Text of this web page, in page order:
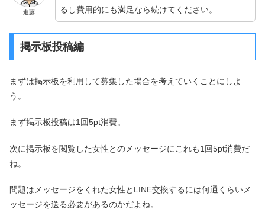
進藤
るし費用的にも満足なら続けてください。
掲示板投稿編
まずは掲示板を利用して募集した場合を考えていくことにしよ
う。
まず掲示板投稿は1回5pt消費。
次に掲示板を閲覧した女性とのメッセージにこれも1回5pt消費だ
ね。
問題はメッセージをくれた女性とLINE交換するには何通くらいメ
ッセージを送る必要があるのかだよね。